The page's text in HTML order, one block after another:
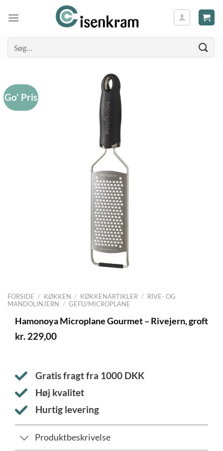
efter:
FORSIDE / KØKKEN / KØKKENARTIKLER / RIVE- OG
MANDOLINJERN / GEFU/MICROPLANE
Go' Pris
Hamonoya Microplane Gourmet – Rivejern, groft
kr. 229,00
Gratis fragt fra 1000 DKK
Høj kvalitet
Hurtig levering
Produktbeskrivelse